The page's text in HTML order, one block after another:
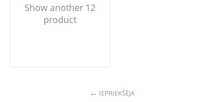
Show another 12
product
IEPRIEKŠĒJA